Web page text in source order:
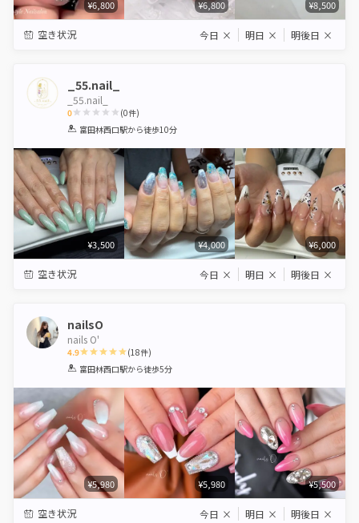
¥6,800 ¥6,800 ¥8,500
空き状況 今日 × 明日 × 明後日 ×
_55.nail_
_55.nail_
0
1 2 3 4 5
(0件)
富田林西口駅から徒歩10分
¥3,500 ¥4,000 ¥6,000
空き状況 今日 × 明日 × 明後日 ×
nailsO
nails O'
4.9
1 2 3 4 5
(18件)
富田林西口駅から徒歩5分
¥5,980 ¥5,980 ¥5,500
空き状況 今日 × 明日 × 明後日 ×